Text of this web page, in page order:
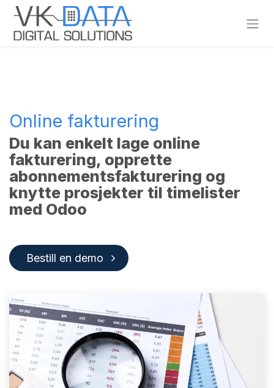
Skip to Content
Online fakturering
Du kan enkelt lage online
fakturering, opprette
abonnementsfakturering og
knytte prosjekter til timelister
med Odoo
Bestill en demo